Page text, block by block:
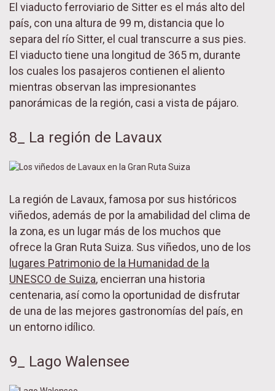
El viaducto ferroviario de Sitter es el más alto del
país, con una altura de 99 m, distancia que lo
separa del río Sitter, el cual transcurre a sus pies.
El viaducto tiene una longitud de 365 m, durante
los cuales los pasajeros contienen el aliento
mientras observan las impresionantes
panorámicas de la región, casi a vista de pájaro.
8_ La región de Lavaux
La región de Lavaux, famosa por sus históricos
viñedos, además de por la amabilidad del clima de
la zona, es un lugar más de los muchos que
ofrece la Gran Ruta Suiza. Sus viñedos, uno de los
lugares Patrimonio de la Humanidad de la
UNESCO de Suiza, encierran una historia
centenaria, así como la oportunidad de disfrutar
de una de las mejores gastronomías del país, en
un entorno idílico.
9_ Lago Walensee